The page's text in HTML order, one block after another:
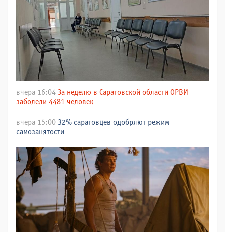
вчера 16:04 За неделю в Саратовской области ОРВИ
заболели 4481 человек
вчера 15:00 32% саратовцев одобряют режим
самозанятости